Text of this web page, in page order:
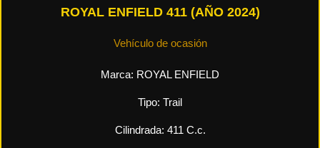
ROYAL ENFIELD 411 (AÑO 2024)
Vehículo de ocasión
Marca: ROYAL ENFIELD
Tipo: Trail
Cilindrada: 411 C.c.